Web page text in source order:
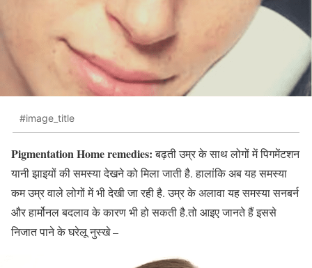
#image_title
Pigmentation Home remedies:बढ़ती उम्र के साथ लोगों में पिगमेंटशन
यानी झाइयों की समस्या देखने को मिला जाती है. हालांकि अब यह समस्या
कम उम्र वाले लोगों में भी देखी जा रही है. उम्र के अलावा यह समस्या सनबर्न
और हार्मोनल बदलाव के कारण भी हो सकती है.तो आइए जानते हैं इससे
निजात पाने के घरेलू नुस्खे –